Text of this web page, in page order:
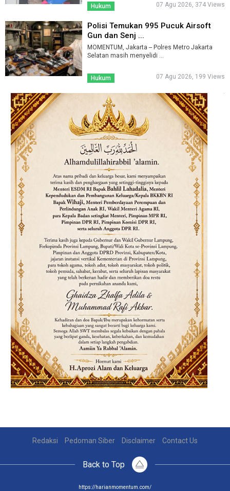
Hukum 07 Agu 2026, 374 Views
Polisi Temukan 995 Pucuk Airsoft
Gun dan Senj ...
MOMENTUM, Jakarta -- Polres Metro Jakarta
Selatan masih menyelidi ...
Hukum 07 Agu 2026, 199 Views
Redaksi Pedoman Siber Disclaimer Contact Us
Back to Top
https://harianmomentum.com/